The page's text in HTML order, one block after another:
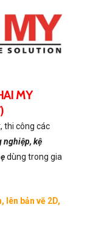
MY
thi công các
nghiệp, kệ
dùng trong gia
lên bản vẽ 2D,